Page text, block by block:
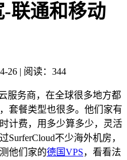
-联通和移动
26 | 阅读：344
服务商，在全球很多地方都
套餐类型也很多。他们家有
计费，用多少算多少，灵活
不少海外机房，
他们家的德国VPS，看看法